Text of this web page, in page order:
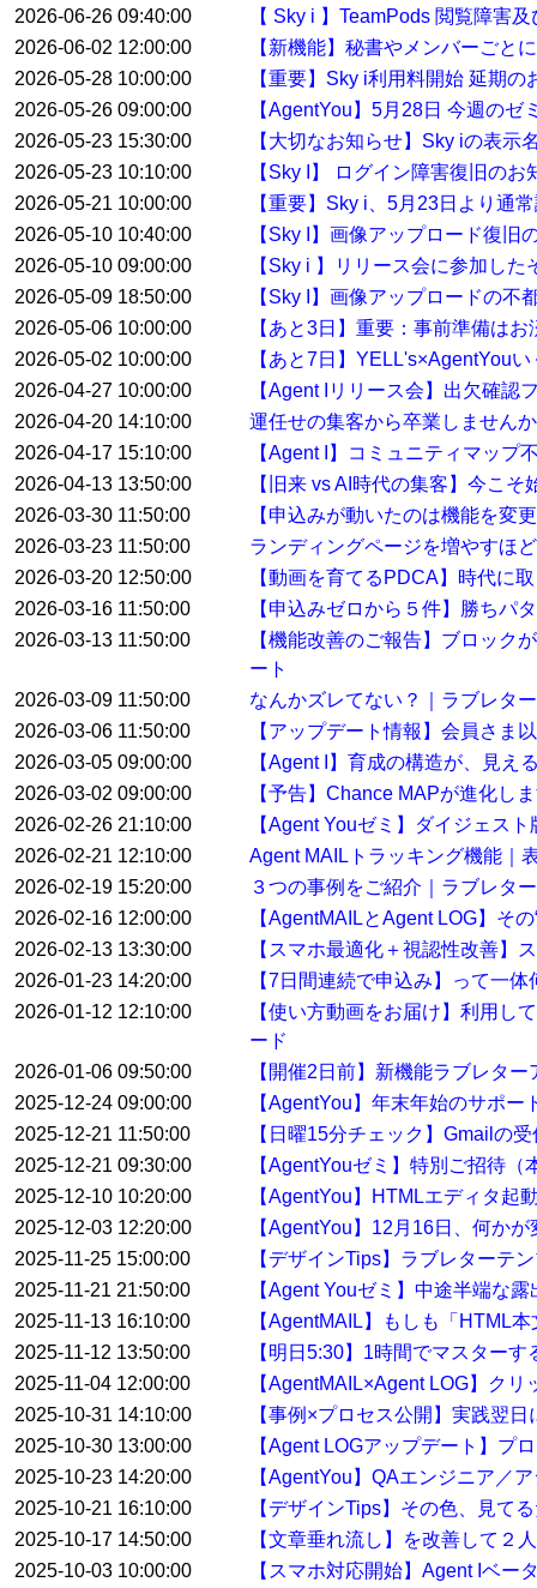
2026-06-26 09:40:00
【 Sky i 】TeamPods 閲覧障害
2026-06-02 12:00:00
【新機能】秘書やメンバーごと
2026-05-28 10:00:00
【重要】Sky i利用料開始 延期の
2026-05-26 09:00:00
【AgentYou】5月28日 今週の
2026-05-23 15:30:00
【大切なお知らせ】Sky iの表示
2026-05-23 10:10:00
【Sky I】 ログイン障害復旧のお
2026-05-21 10:00:00
【重要】Sky i、5月23日より通
2026-05-10 10:40:00
【Sky I】画像アップロード復旧
2026-05-10 09:00:00
【Sky i 】リリース会に参加し
2026-05-09 18:50:00
【Sky I】画像アップロードの不
2026-05-06 10:00:00
【あと3日】重要：事前準備は
2026-05-02 10:00:00
【あと7日】YELL's×AgentYou
2026-04-27 10:00:00
【Agent Iリリース会】出欠確認
2026-04-20 14:10:00
運任せの集客から卒業しません
2026-04-17 15:10:00
【Agent I】コミュニティマップ
2026-04-13 13:50:00
【旧来 vs AI時代の集客】今こ
2026-03-30 11:50:00
【申込みが動いたのは機能を変
2026-03-23 11:50:00
ランディングページを増やすほ
2026-03-20 12:50:00
【動画を育てるPDCA】時代に
2026-03-16 11:50:00
【申込みゼロから５件】勝ちパ
2026-03-13 11:50:00
【機能改善のご報告】ブロック
ート
2026-03-09 11:50:00
なんかズレてない？｜ラブレタ
2026-03-06 11:50:00
【アップデート情報】会員さま
2026-03-05 09:00:00
【Agent I】育成の構造が、見え
2026-03-02 09:00:00
【予告】Chance MAPが進化し
2026-02-26 21:10:00
【Agent Youゼミ】ダイジェス
2026-02-21 12:10:00
Agent MAILトラッキング機能｜
2026-02-19 15:20:00
３つの事例をご紹介｜ラブレタ
2026-02-16 12:00:00
【AgentMAILとAgent LOG】そ
2026-02-13 13:30:00
【スマホ最適化＋視認性改善】
2026-01-23 14:20:00
【7日間連続で申込み】って一
2026-01-12 12:10:00
【使い方動画をお届け】利用し
ード
2026-01-06 09:50:00
【開催2日前】新機能ラブレタ
2025-12-24 09:00:00
【AgentYou】年末年始のサポー
2025-12-21 11:50:00
【日曜15分チェック】Gmailの
2025-12-21 09:30:00
【AgentYouゼミ】特別ご招待
2025-12-10 10:20:00
【AgentYou】HTMLエディタ起
2025-12-03 12:20:00
【AgentYou】12月16日、何か
2025-11-25 15:00:00
【デザインTips】ラブレターテ
2025-11-21 21:50:00
【Agent Youゼミ】中途半端な
2025-11-13 16:10:00
【AgentMAIL】もしも「HTML
2025-11-12 13:50:00
【明日5:30】1時間でマスター
2025-11-04 12:00:00
【AgentMAIL×Agent LOG】ク
2025-10-31 14:10:00
【事例×プロセス公開】実践翌
2025-10-30 13:00:00
【Agent LOGアップデート】プ
2025-10-23 14:20:00
【AgentYou】QAエンジニア／
2025-10-21 16:10:00
【デザインTips】その色、見て
2025-10-17 14:50:00
【文章垂れ流し】を改善して２
2025-10-03 10:00:00
【スマホ対応開始】Agent Iベー